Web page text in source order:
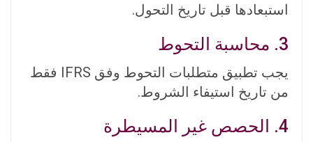
استبعادها قبل تاريخ التحول.
3. محاسبة التحوط
يجب تطبيق متطلبات التحوط وفق IFRS فقط
من تاريخ استيفاء الشروط.
4. الحصص غير المسيطرة